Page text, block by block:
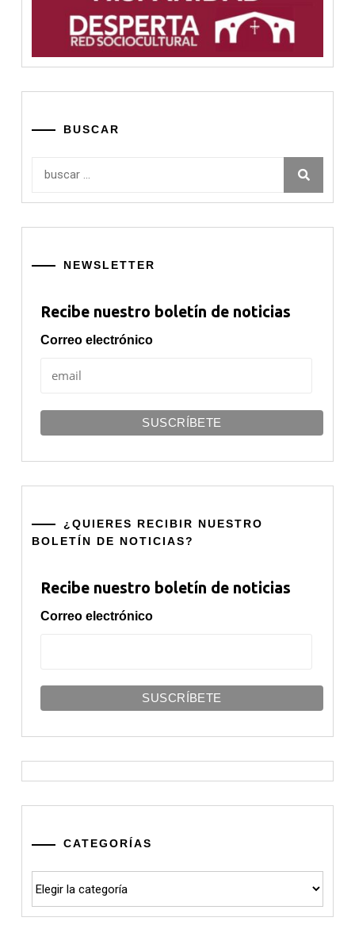
BUSCAR
NEWSLETTER
Recibe nuestro boletín de noticias
Correo electrónico
¿QUIERES RECIBIR NUESTRO
BOLETÍN DE NOTICIAS?
Recibe nuestro boletín de noticias
Correo electrónico
CATEGORÍAS